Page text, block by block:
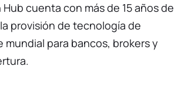
cuenta con más de 15 años de
provisión de tecnología de
mundial para bancos, brokers y